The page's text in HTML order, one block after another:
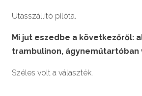
Utasszállító pilóta.
Mi jut eszedbe a következőről:
trambulinon, ágyneműtartóban
Széles volt a választék.